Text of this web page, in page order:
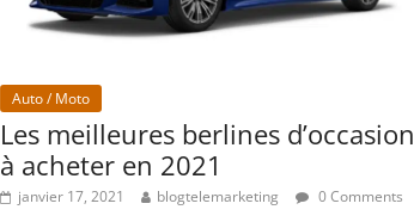
Auto / Moto
Les meilleures berlines d’occasion
à acheter en 2021
janvier 17, 2021 blogtelemarketing 0 Comments